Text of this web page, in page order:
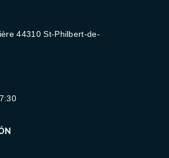
44310 St-Philbert-de-